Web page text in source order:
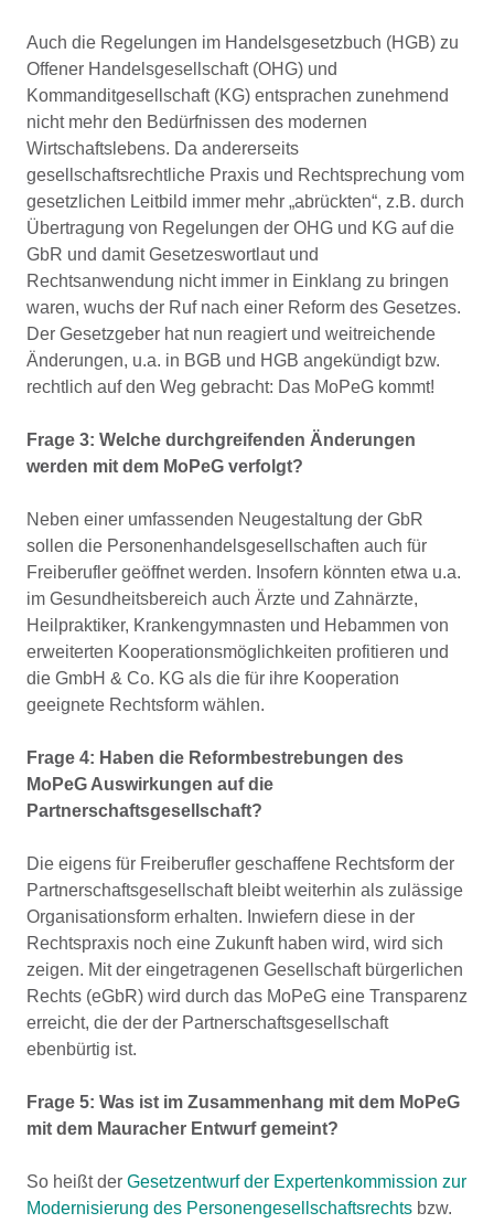
Auch die Regelungen im Handelsgesetzbuch (HGB) zu
Offener Handelsgesellschaft (OHG) und
Kommanditgesellschaft (KG) entsprachen zunehmend
nicht mehr den Bedürfnissen des modernen
Wirtschaftslebens. Da andererseits
gesellschaftsrechtliche Praxis und Rechtsprechung vom
gesetzlichen Leitbild immer mehr „abrückten“, z.B. durch
Übertragung von Regelungen der OHG und KG auf die
GbR und damit Gesetzeswortlaut und
Rechtsanwendung nicht immer in Einklang zu bringen
waren, wuchs der Ruf nach einer Reform des Gesetzes.
Der Gesetzgeber hat nun reagiert und weitreichende
Änderungen, u.a. in BGB und HGB angekündigt bzw.
rechtlich auf den Weg gebracht: Das MoPeG kommt!
Frage 3: Welche durchgreifenden Änderungen
werden mit dem MoPeG verfolgt?
Neben einer umfassenden Neugestaltung der GbR
sollen die Personenhandelsgesellschaften auch für
Freiberufler geöffnet werden. Insofern könnten etwa u.a.
im Gesundheitsbereich auch Ärzte und Zahnärzte,
Heilpraktiker, Krankengymnasten und Hebammen von
erweiterten Kooperationsmöglichkeiten profitieren und
die GmbH & Co. KG als die für ihre Kooperation
geeignete Rechtsform wählen.
Frage 4: Haben die Reformbestrebungen des
MoPeG Auswirkungen auf die
Partnerschaftsgesellschaft?
Die eigens für Freiberufler geschaffene Rechtsform der
Partnerschaftsgesellschaft bleibt weiterhin als zulässige
Organisationsform erhalten. Inwiefern diese in der
Rechtspraxis noch eine Zukunft haben wird, wird sich
zeigen. Mit der eingetragenen Gesellschaft bürgerlichen
Rechts (eGbR) wird durch das MoPeG eine Transparenz
erreicht, die der der Partnerschaftsgesellschaft
ebenbürtig ist.
Frage 5: Was ist im Zusammenhang mit dem MoPeG
mit dem Mauracher Entwurf gemeint?
So heißt der Gesetzentwurf der Expertenkommission zur
Modernisierung des Personengesellschaftsrechts bzw.